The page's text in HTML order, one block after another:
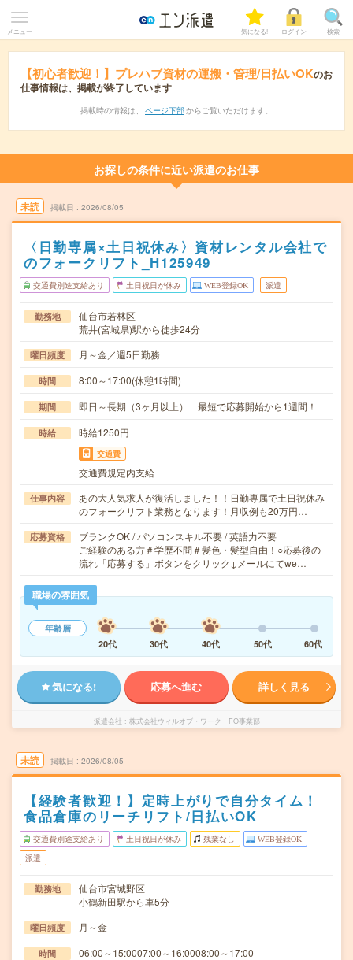
メニュー 気になる! ログイン 検索
【初心者歓迎！】プレハブ資材の運搬・管理/日払いOKのお
仕事情報は、掲載が終了しています
掲載時の情報は、 ページ下部 からご覧いただけます。
お探しの条件に近い派遣のお仕事
未読 掲載日 2026/08/05
〈日勤専属×土日祝休み〉資材レンタル会社で
のフォークリフト_H125949
交通費別途支給あり 土日祝日が休み WEB登録OK 派遣
勤務地
仙台市若林区
荒井(宮城県)駅から徒歩24分
曜日頻度 月～金／週5日勤務
時間 8:00～17:00(休憩1時間)
期間 即日～長期（3ヶ月以上） 最短で応募開始から1週間！
時給 時給1250円
交通費
交通費規定内支給
仕事内容
あの大人気求人が復活しました！！日勤専属で土日祝休み
のフォークリフト業務となります！月収例も20万円…
応募資格
ブランクOK / パソコンスキル不要 / 英語力不要
ご経験のある方＃学歴不問＃髪色・髪型自由！○応募後の
流れ「応募する」ボタンをクリック↓メールにてwe…
職場の雰囲気
年齢層
20代
30代 40代 50代 60代
気になる! 応募へ進む 詳しく見る
派遣会社 株式会社ウィルオブ・ワーク FO事業部
未読 掲載日 2026/08/05
【経験者歓迎！】定時上がりで自分タイム！
食品倉庫のリーチリフト/日払いOK
交通費別途支給あり 土日祝日が休み 残業なし WEB登録OK
派遣
勤務地
仙台市宮城野区
小鶴新田駅から車5分
曜日頻度 月～金
時間 06:00～15:0007:00～16:0008:00～17:00